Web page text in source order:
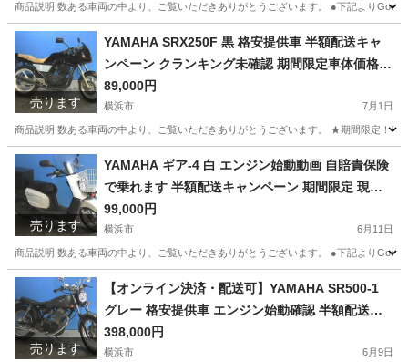
商品説明 数ある車両の中より、ご覧いただきありがとうございます。 ●下記より
神奈川 横浜市 ニンジャ
売ります
YAMAHA SRX250F 黒 格安提供車 半額配送キャ
ンペーン クランキング未確認 期間限定車体価格
現状渡し諸経費￥0- 横浜 P-Yard
89,000円
横浜市 7月1日
商品説明 数ある車両の中より、ご覧いただきありがとうございます。 ★期間限定！
神奈川 横浜市
売ります
YAMAHA ギア-4 白 エンジン始動動画 自賠責保険
で乗れます 半額配送キャンペーン 期間限定 現状
渡し諸経費￥0 横浜 P-Yard
99,000円
横浜市 6月11日
商品説明 数ある車両の中より、ご覧いただきありがとうございます。 ●下記より
神奈川 横浜市 ヤマハ エンジン
売ります
【オンライン決済・配送可】YAMAHA SR500-1
グレー 格安提供車 エンジン始動確認 半額配送キ
ャンペーン 期間限定価格 現状渡し諸経費￥0- 横
浜 P-Yard
398,000円
横浜市 6月9日